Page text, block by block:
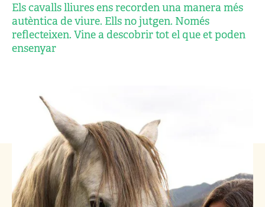
Els cavalls lliures ens recorden una manera més
autèntica de viure. Ells no jutgen. Només
reflecteixen. Vine a descobrir tot el que et poden
ensenyar